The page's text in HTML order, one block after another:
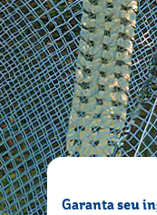
Garanta seu